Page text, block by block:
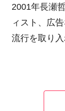
2001年長瀬
ィスト、広
流行を取り
Directorな
Adoさいた